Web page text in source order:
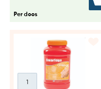
Per doos